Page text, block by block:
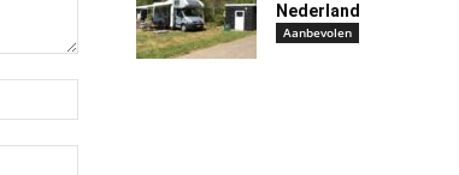
Nederland
Aanbevolen